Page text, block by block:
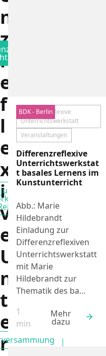
n
z
r
e
f
l
e
x
i
v
e
U
n
t
e
r
Filtern nach
Filtern nach
juks
Filtern nach
BDK - Berlin
Differenzreflexive
Unterrichtswerkstatt
Veranstaltungen
Differenzreflexive
Unterrichtswerkstat
t basales Lernens im
Kunstunterricht
Abb.: Marie
Hildebrandt
Einladung zur
Differenzreflexiven
Unterrichtswerkstatt
mit Marie
Hildebrandt zur
Thematik des ba…
Lesezeit:
1
min
Mehr
dazu